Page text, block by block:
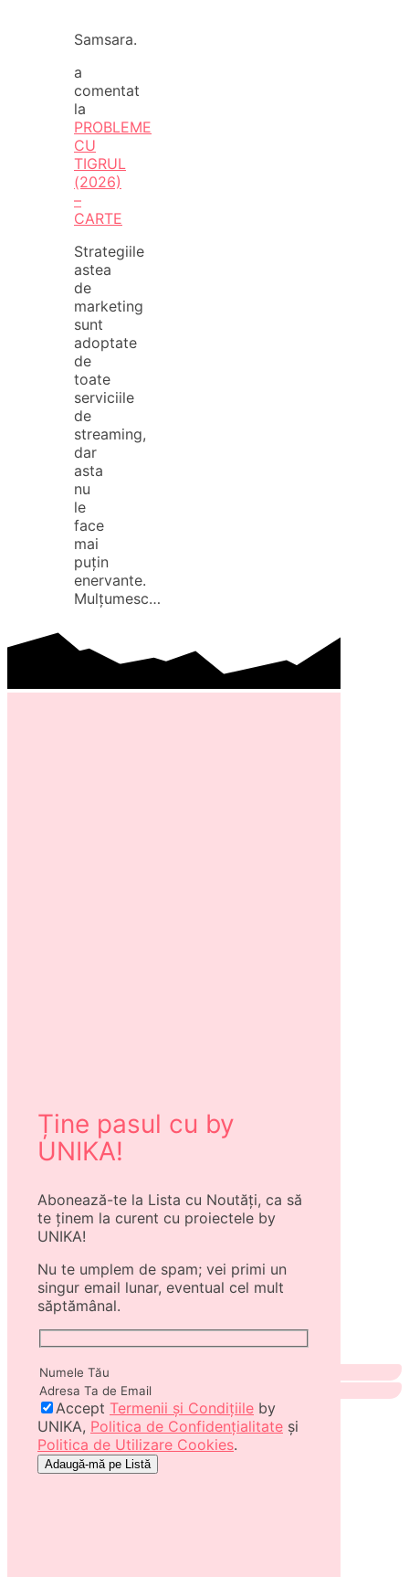
Samsara.
a
comentat
la
PROBLEME
CU
TIGRUL
(2026)
–
CARTE
Strategiile
astea
de
marketing
sunt
adoptate
de
toate
serviciile
de
streaming,
dar
asta
nu
le
face
mai
puțin
enervante.
Mulțumesc…
Ține pasul cu by
UNIKA!
Abonează-te la Lista cu Noutăți, ca să
te ținem la curent cu proiectele by
UNIKA!
Nu te umplem de spam; vei primi un
singur email lunar, eventual cel mult
săptămânal.
Accept Termenii și Condițiile by
UNIKA, Politica de Confidențialitate și
Politica de Utilizare Cookies.